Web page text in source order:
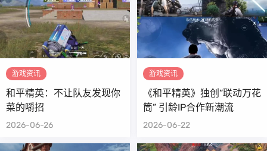
游戏资讯
和平精英：不让队友发现你
菜的嚼招
2026-06-26
游戏资讯
《和平精英》独创“联动万花
筒” 引龄IP合作新潮流
2026-06-22